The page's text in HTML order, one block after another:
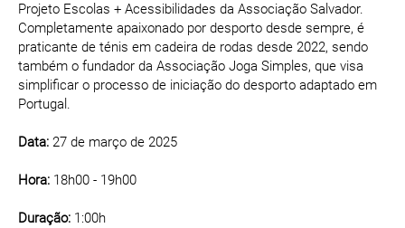
Projeto Escolas + Acessibilidades da Associação Salvador.
Completamente apaixonado por desporto desde sempre, é
praticante de ténis em cadeira de rodas desde 2022, sendo
também o fundador da Associação Joga Simples, que visa
simplificar o processo de iniciação do desporto adaptado em
Portugal.
Data: 27 de março de 2025
Hora: 18h00 - 19h00
Duração: 1:00h